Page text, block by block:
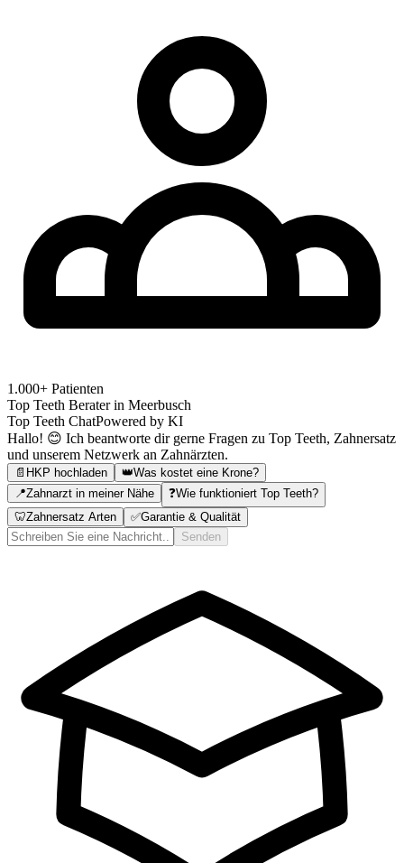
1.000+ Patienten
Top Teeth Berater in Meerbusch
Top Teeth ChatPowered by KI
Hallo! 😊 Ich beantworte dir gerne Fragen zu Top Teeth, Zahnersatz
und unserem Netzwerk an Zahnärzten.
📄 HKP hochladen 👑Was kostet eine Krone?
📍Zahnarzt in meiner Nähe ❓Wie funktioniert Top Teeth?
🦷Zahnersatz Arten ✅Garantie & Qualität
Senden